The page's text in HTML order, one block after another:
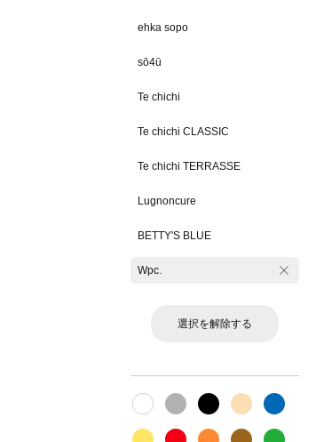
ehka sopo
sō4ū
Te chichi
Te chichi CLASSIC
Te chichi TERRASSE
Lugnoncure
BETTY'S BLUE
Wpc.
選択を解除する